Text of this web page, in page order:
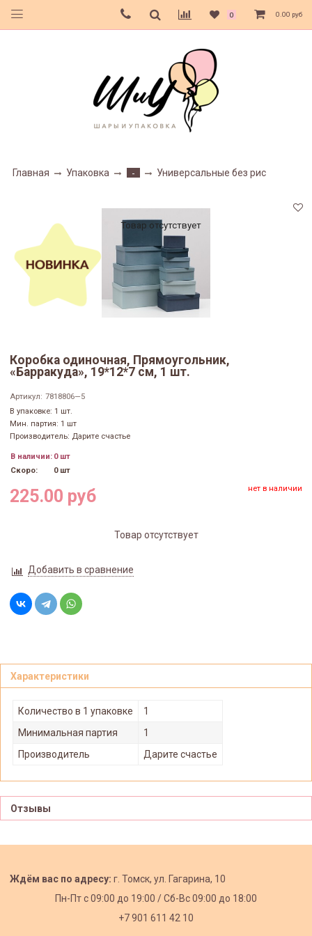
0 0.00 руб
Главная Упаковка - Универсальные без рис
Товар отсутствует
Коробка одиночная, Прямоугольник,
«Барракуда», 19*12*7 см, 1 шт.
Артикул: 7818806—5
В упаковке: 1 шт.
Мин. партия: 1 шт
Производитель: Дарите счастье
В наличии: 0 шт
Скоро:
0 шт
225.00 руб нет в наличии
Товар отсутствует
Добавить в сравнение
Характеристики
Количество в 1 упаковке
1
Минимальная партия
1
Производитель
Дарите счастье
Отзывы
Ждём вас по адресу: г. Томск, ул. Гагарина, 10
Пн-Пт с09:00 до 19:00 /Сб-Вс 09:00 до 18:00
+7 901 611 42 10